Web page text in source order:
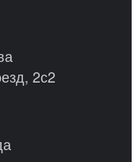
2с2